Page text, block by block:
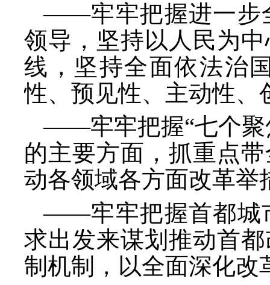
——牢牢把握进一步
领导，坚持以人民为
线，坚持全面依法治
性、预见性、主动性、
——牢牢把握“七个聚
的主要方面，抓重点
动各领域各方面改革举
——牢牢把握首都城
求出发来谋划推动首
制机制，以全面深化改